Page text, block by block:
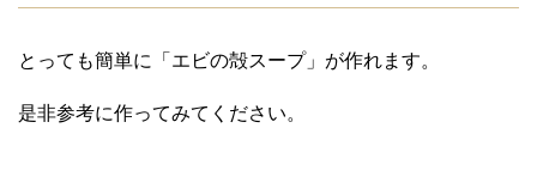
とっても簡単に「エビの殻スープ」が作れます。
是非参考に作ってみてください。